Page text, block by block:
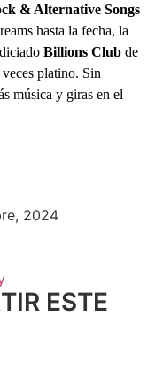
& Alternative Songs
hasta la fecha, la
Billions Club de
platino. Sin
música y giras en el
2024
ESTE